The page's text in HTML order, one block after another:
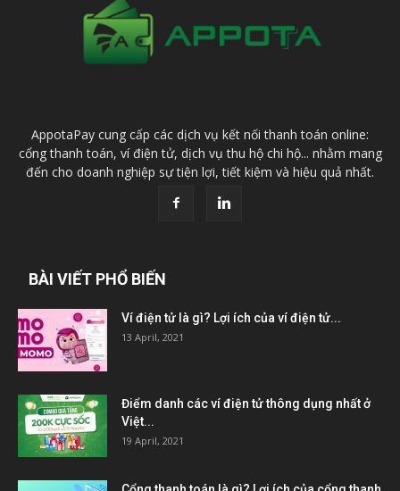
AppotaPay cung cấp các dịch vụ kết nối thanh toán online:
cổng thanh toán, ví điện tử, dịch vụ thu hộ chi hộ... nhằm mang
đến cho doanh nghiệp sự tiện lợi, tiết kiệm và hiệu quả nhất.
BÀI VIẾT PHỔ BIẾN
Ví điện tử là gì? Lợi ích của ví điện tử...
13 April, 2021
Điểm danh các ví điện tử thông dụng nhất ở
Việt...
19 April, 2021